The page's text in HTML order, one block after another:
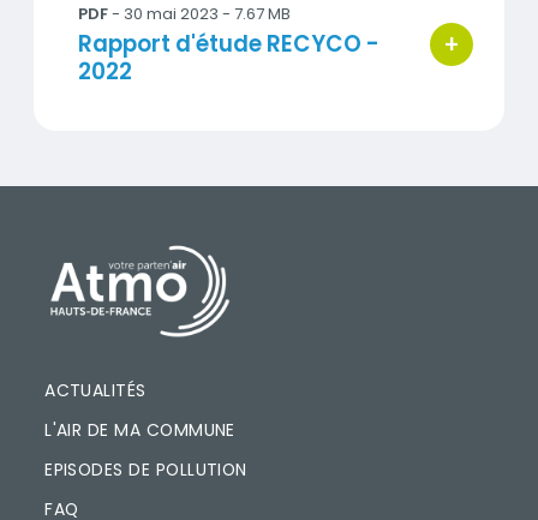
PDF- 30 mai 2023 - 7.67 MB
Titre
Rapport d'étude RECYCO -
2022
+
bouton
PIED DE PAGE
ACTUALITÉS
L'AIR DE MA COMMUNE
EPISODES DE POLLUTION
FAQ